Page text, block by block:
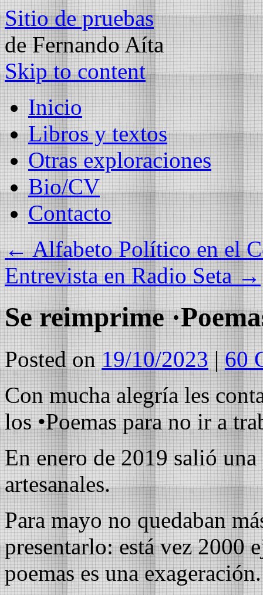
Sitio de pruebas
de Fernando Aíta
Skip to content
Inicio
Libros y textos
Otras exploraciones
Bio/CV
Contacto
←Alfabeto Político en el
Entrevista en Radio Seta→
Se reimprime
Posted on 19/10/2023 | 60
Con mucha alegría les
los •Poemas para no ir a
En enero de 2019 salió
artesanales.
Para mayo no quedaban
presentarlo: está vez 2000
poemas es una exageración.